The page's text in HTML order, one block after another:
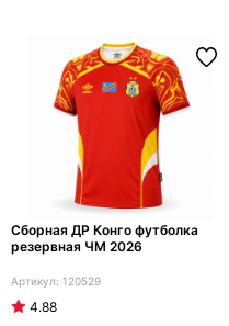
Сборная ДР Конго футболка
резервная ЧМ 2026
120529
4.88